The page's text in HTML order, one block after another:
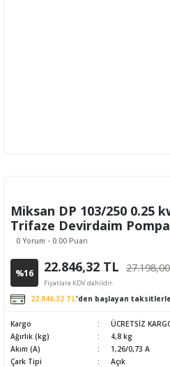
Miksan DP 103/250 0.25
Trifaze Devirdaim
0 Yorum - 0.00 Puan
%16 22.846,32 TL
Fiyatlara KDV dahildir.
22.846,32 TL'den başlayan
Kargo
ÜCRETSİZ
Ağırlık (kg)
4,8 kg
Akım (A)
1,26/0,73 A
Çark Tipi
Açık